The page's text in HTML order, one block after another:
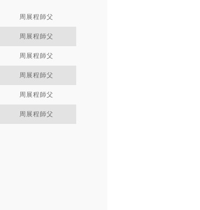
周展程師父
周展程師父
周展程師父
周展程師父
周展程師父
周展程師父